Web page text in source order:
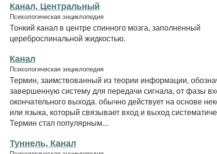
Канал, Центральный
Психологическая энциклопедия
Тонкий канал в центре спинного мозга, заполненный
цереброспинальной жидкостью.
Канал
Психологическая энциклопедия
Термин, заимствованный из теории информации,
завершенную систему для передачи сигнала, от фазы
окончательного выхода. обычно действует на основе
или языка, который связывает вход и выход
Термин стал популярным...
Туннель, Канал